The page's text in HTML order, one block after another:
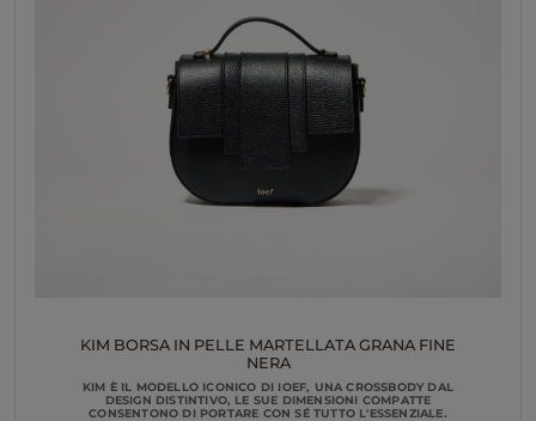
KIM BORSA IN PELLE MARTELLATA GRANA FINE
NERA
KIM È IL MODELLO ICONICO DI IOEF, UNA CROSSBODY DAL
DESIGN DISTINTIVO, LE SUE DIMENSIONI COMPATTE
CONSENTONO DI PORTARE CON SÉ TUTTO L'ESSENZIALE.